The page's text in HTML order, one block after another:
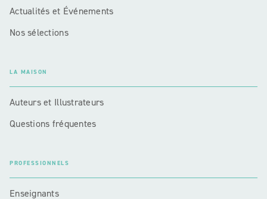
Actualités et Événements
Nos sélections
LA MAISON
Auteurs et Illustrateurs
Questions fréquentes
PROFESSIONNELS
Enseignants